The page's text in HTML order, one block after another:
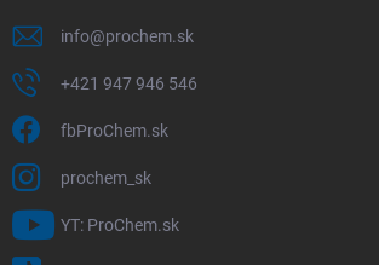
info@prochem.sk
+421 947 946 546
fbProChem.sk
prochem_sk
YT: ProChem.sk